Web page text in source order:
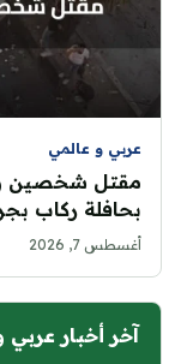
عربي و عالمي
بحافلة ركاب
أغسطس 7, 2026
آخر أخبار عربي